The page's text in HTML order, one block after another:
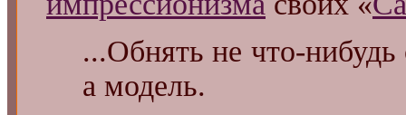
...Обнять не что-
а модель.